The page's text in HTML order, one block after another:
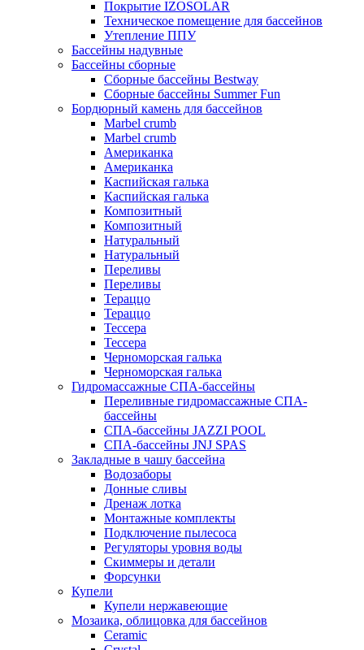
Покрытие IZOSOLAR
Техническое помещение для бассейнов
Утепление ППУ
Бассейны надувные
Бассейны сборные
Сборные бассейны Bestway
Сборные бассейны Summer Fun
Бордюрный камень для бассейнов
Marbel crumb
Marbel crumb
Американка
Американка
Каспийская галька
Каспийская галька
Композитный
Композитный
Натуральный
Натуральный
Переливы
Переливы
Тераццо
Тераццо
Тессера
Тессера
Черноморская галька
Черноморская галька
Гидромассажные СПА-бассейны
Переливные гидромассажные СПА-
бассейны
СПА-бассейны JAZZI POOL
СПА-бассейны JNJ SPAS
Закладные в чашу бассейна
Водозаборы
Донные сливы
Дренаж лотка
Монтажные комплекты
Подключение пылесоса
Регуляторы уровня воды
Скиммеры и детали
Форсунки
Купели
Купели нержавеющие
Мозаика, облицовка для бассейнов
Ceramic